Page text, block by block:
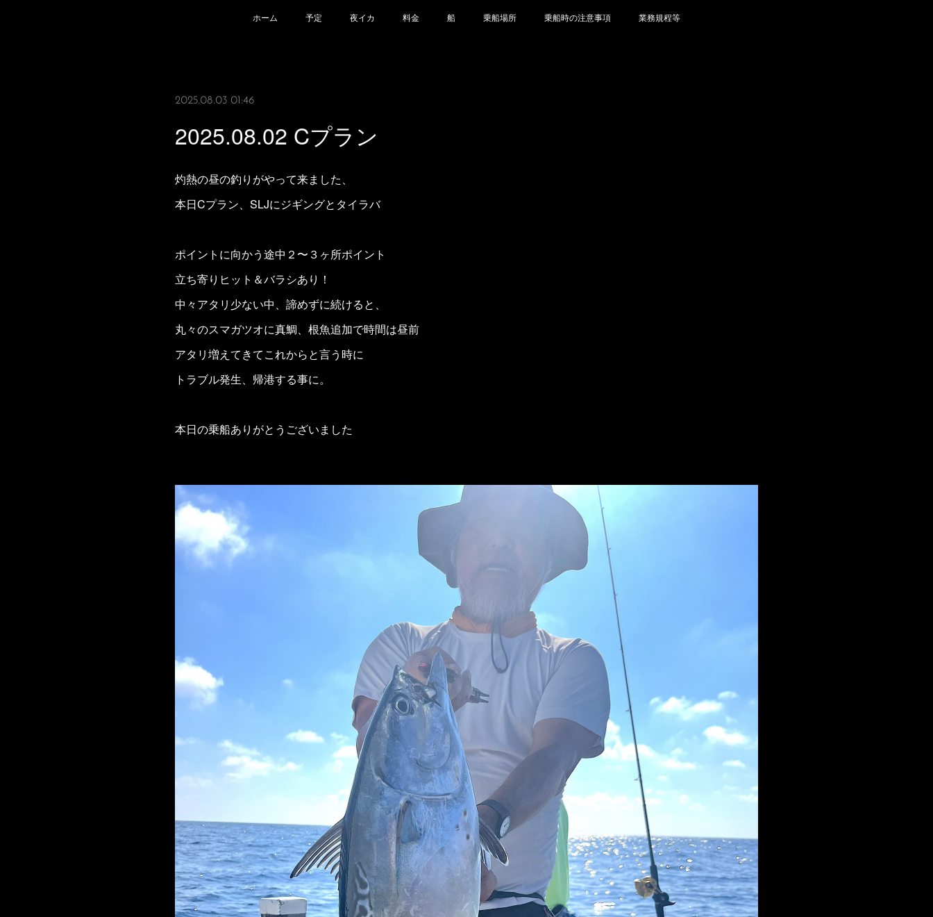
ホーム 予定 夜イカ 料金 船 乗船場所 乗船時の注意事項 業務規程等
2025.08.03 01:46
2025.08.02 Cプラン
灼熱の昼の釣りがやって来ました、
本日Cプラン、SLJにジギングとタイラバ
ポイントに向かう途中２〜３ヶ所ポイント
立ち寄りヒット＆バラシあり！
中々アタリ少ない中、諦めずに続けると、
丸々のスマガツオに真鯛、根魚追加で時間は昼前
アタリ増えてきてこれからと言う時に
トラブル発生、帰港する事に。
本日の乗船ありがとうございました